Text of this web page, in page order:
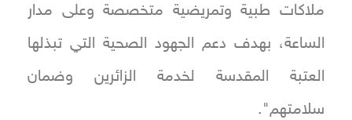
ملاكات طبية وتمريضية متخصصة وعلى مدار
الساعة، بهدف دعم الجهود الصحية التي تبذلها
العتبة المقدسة لخدمة الزائرين وضمان
سلامتهم".